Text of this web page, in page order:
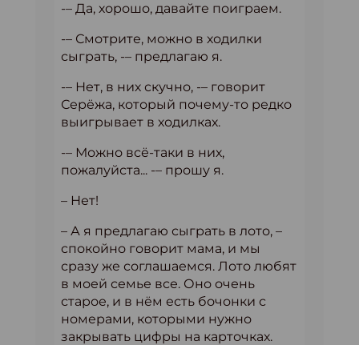
-– Да, хорошо, давайте поиграем.
-– Смотрите, можно в ходилки
сыграть, -– предлагаю я.
-– Нет, в них скучно, -– говорит
Серёжа, который почему-то редко
выигрывает в ходилках.
-– Можно всё-таки в них,
пожалуйста... -– прошу я.
– Нет!
– А я предлагаю сыграть в лото, –
спокойно говорит мама, и мы
сразу же соглашаемся. Лото любят
в моей семье все. Оно очень
старое, и в нём есть бочонки с
номерами, которыми нужно
закрывать цифры на карточках.